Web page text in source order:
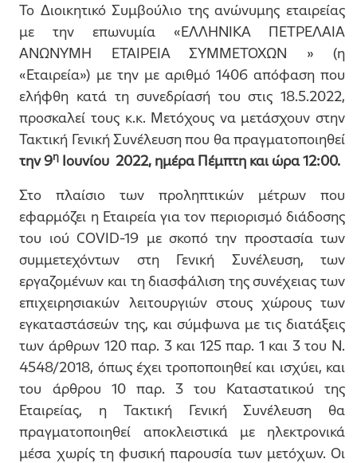
Το Διοικητικό Συμβούλιο της ανώνυμης εταιρείας
με την επωνυμία «ΕΛΛΗΝΙΚΑ ΠΕΤΡΕΛΑΙΑ
ΑΝΩΝΥΜΗ ΕΤΑΙΡΕΙΑ ΣΥΜΜΕΤΟΧΩΝ » (η
«Εταιρεία») με την με αριθμό 1406 απόφαση που
ελήφθη κατά τη συνεδρίασή του στις 18.5.2022,
προσκαλεί τους κ.κ. Μετόχους να μετάσχουν στην
Τακτική Γενική Συνέλευση που θα πραγματοποιηθεί
την 9η Ιουνίου 2022, ημέρα Πέμπτη και ώρα 12:00.
Στο πλαίσιο των προληπτικών μέτρων που
εφαρμόζει η Εταιρεία για τον περιορισμό διάδοσης
του ιού COVID-19 με σκοπό την προστασία των
συμμετεχόντων στη Γενική Συνέλευση, των
εργαζομένων και τη διασφάλιση της συνέχειας των
επιχειρησιακών λειτουργιών στους χώρους των
εγκαταστάσεών της, και σύμφωνα με τις διατάξεις
των άρθρων 120 παρ. 3 και 125 παρ. 1 και 3 του Ν.
4548/2018, όπως έχει τροποποιηθεί και ισχύει, και
του άρθρου 10 παρ. 3 του Καταστατικού της
Εταιρείας, η Τακτική Γενική Συνέλευση θα
πραγματοποιηθεί αποκλειστικά με ηλεκτρονικά
μέσα χωρίς τη φυσική παρουσία των μετόχων. Οι